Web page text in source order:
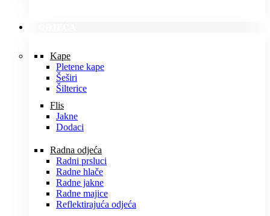
Kape
Pletene kape
Šeširi
Šilterice
Flis
Jakne
Dodaci
Radna odjeća
Radni prsluci
Radne hlače
Radne jakne
Radne majice
Reflektirajuća odjeća